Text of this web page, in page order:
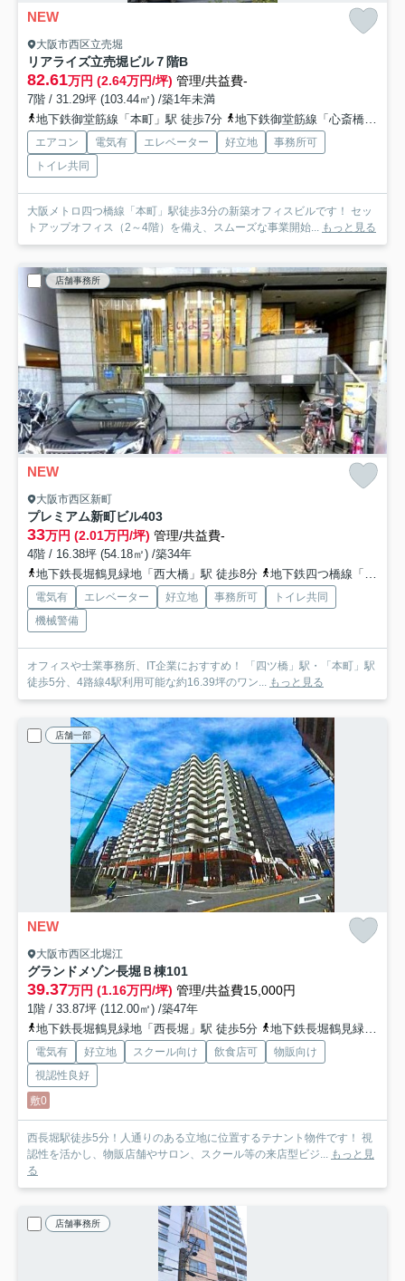
NEW
大阪市西区立売堀
リアライズ立売堀ビル７階B
82.61万円 (2.64万円/坪) 管理/共益費-
7階 / 31.29坪 (103.44㎡) /築1年未満
地下鉄御堂筋線「本町」駅 徒歩7分
地下鉄御堂筋線「心斎橋」駅 徒歩11分
エアコン 電気有 エレベーター 好立地
事務所可
トイレ共同
大阪メトロ四つ橋線「本町」駅徒歩3分の新築オフィスビルです！ セッ
トアップオフィス（2～4階）を備え、スムーズな事業開始... もっと見る
店舗事務所
NEW
大阪市西区新町
プレミアム新町ビル403
33万円 (2.01万円/坪) 管理/共益費-
4階 / 16.38坪 (54.18㎡) /築34年
地下鉄長堀鶴見緑地「西大橋」駅 徒歩8分
地下鉄四つ橋線「四ツ橋」駅 徒歩8分
電気有 エレベーター 好立地 事務所可
トイレ共同
機械警備
オフィスや士業事務所、IT企業におすすめ！ 「四ツ橋」駅・「本町」駅
徒歩5分、4路線4駅利用可能な約16.39坪のワン... もっと見る
店舗一部
NEW
大阪市西区北堀江
グランドメゾン長堀Ｂ棟101
39.37万円 (1.16万円/坪) 管理/共益費15,000円
1階 / 33.87坪 (112.00㎡) /築47年
地下鉄長堀鶴見緑地「西長堀」駅 徒歩5分
地下鉄長堀鶴見緑地「ドーム前千代崎」駅 徒歩11分
電気有 好立地 スクール向け 飲食店可
物販向け
視認性良好
敷0
西長堀駅徒歩5分！人通りのある立地に位置するテナント物件です！ 視
認性を活かし、物販店舗やサロン、スクール等の来店型ビジ... もっと見
る
店舗事務所